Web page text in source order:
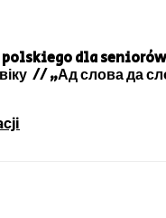
polskiego dla
// „Ад слова да